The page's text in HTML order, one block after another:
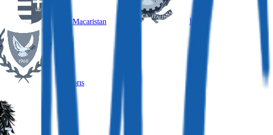
Macaristan İtalya
Kıbrıs